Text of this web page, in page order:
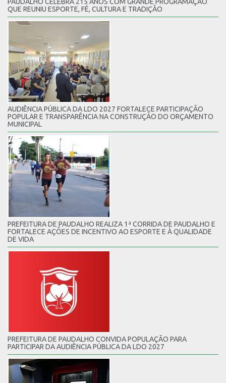
PAUDALHO CELEBRA 215 ANOS COM GRANDE PROGRAMAÇÃO
QUE REUNIU ESPORTE, FÉ, CULTURA E TRADIÇÃO
AUDIÊNCIA PÚBLICA DA LDO 2027 FORTALECE PARTICIPAÇÃO
POPULAR E TRANSPARÊNCIA NA CONSTRUÇÃO DO ORÇAMENTO
MUNICIPAL
PREFEITURA DE PAUDALHO REALIZA 1ª CORRIDA DE PAUDALHO E
FORTALECE AÇÕES DE INCENTIVO AO ESPORTE E À QUALIDADE
DE VIDA
PREFEITURA DE PAUDALHO CONVIDA POPULAÇÃO PARA
PARTICIPAR DA AUDIÊNCIA PÚBLICA DA LDO 2027